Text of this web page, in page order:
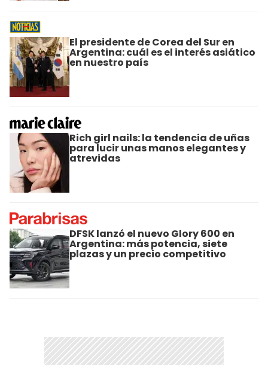
El presidente de Corea del Sur en
Argentina: cuál es el interés asiático
en nuestro país
Rich girl nails: la tendencia de uñas
para lucir unas manos elegantes y
atrevidas
DFSK lanzó el nuevo Glory 600 en
Argentina: más potencia, siete
plazas y un precio competitivo